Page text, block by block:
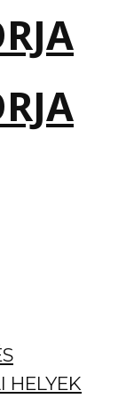
HELYEK